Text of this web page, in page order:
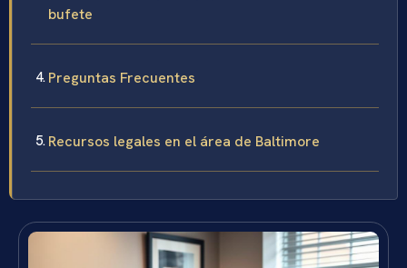
bufete
Preguntas Frecuentes
Recursos legales en el área de Baltimore